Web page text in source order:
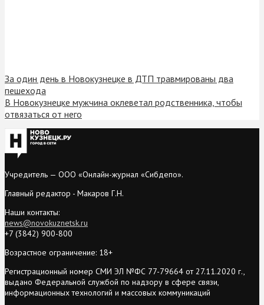
За один день в Новокузнецке в ДТП травмированы два
пешехода
В Новокузнецке мужчина оклеветал родственника, чтобы
отвязаться от него
Учредитель — ООО «Онлайн-журнал «Сибдепо».
Главный редактор - Макаров Г.Н.
Наши контакты:
news@novokuznetsk.ru
+7 (3842) 900-800
Возрастное ограничение: 18+
Регистрационный номер СМИ ЭЛ №ФС 77-79664 от 27.11.2020 г.,
выдано Федеральной службой по надзору в сфере связи,
информационных технологий и массовых коммуникаций